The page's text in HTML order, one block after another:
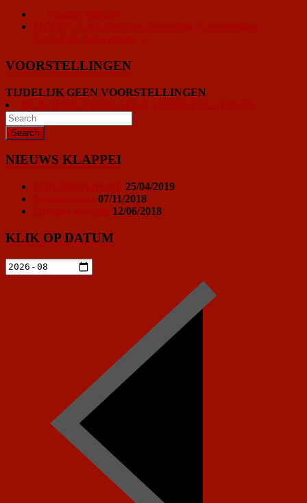
VOORSTELLINGEN
TIJDELIJK GEEN VOORSTELLINGEN
NIEUWS KLAPPEI
25/04/2019
07/11/2018
12/06/2018
KLIK OP DATUM